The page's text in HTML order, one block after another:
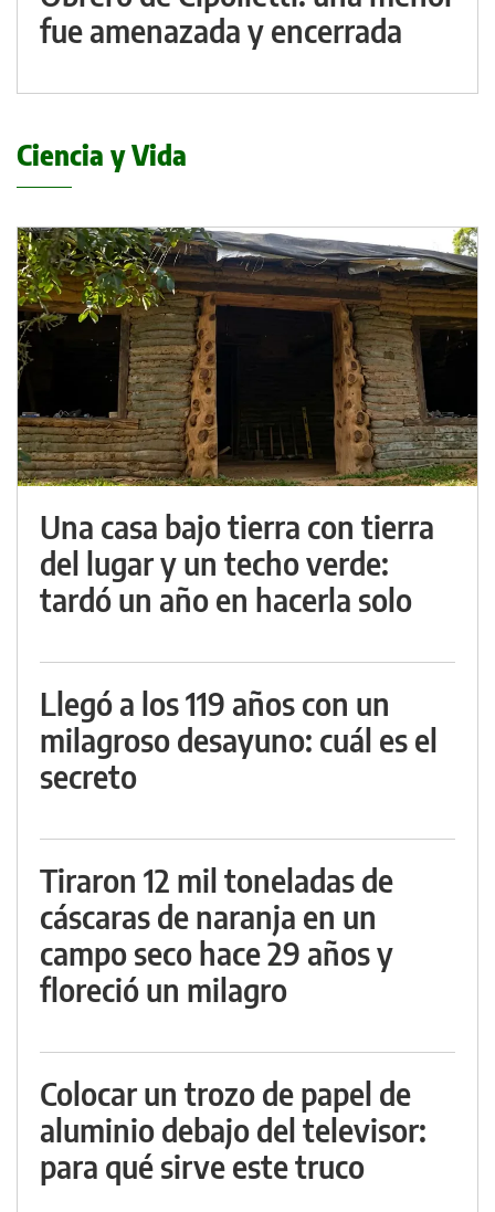
fue amenazada y encerrada
Ciencia y Vida
Una casa bajo tierra con tierra
del lugar y un techo verde:
tardó un año en hacerla solo
Llegó a los 119 años con un
milagroso desayuno: cuál es el
secreto
Tiraron 12 mil toneladas de
cáscaras de naranja en un
campo seco hace 29 años y
floreció un milagro
Colocar un trozo de papel de
aluminio debajo del televisor:
para qué sirve este truco